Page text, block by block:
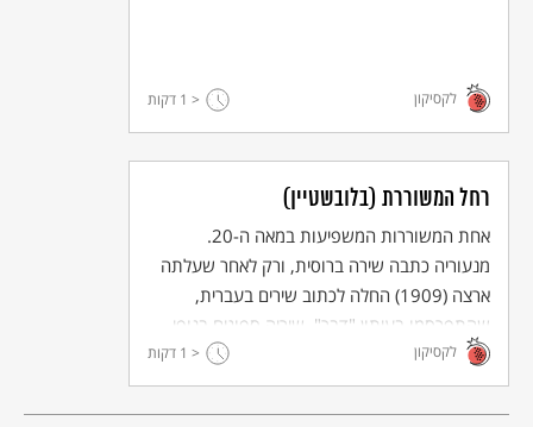
לקסיקון < 1 דקות
רחל המשוררת (בלובשטיין)
אחת המשוררות המשפיעות במאה ה-20.
מנעוריה כתבה שירה ברוסית, ורק לאחר שעלתה
ארצה (1909) החלה לכתוב שירים בעברית,
שהתפרסמו בעיתון "דבר". שיריה ספוגים בנופי
הארץ ובסיפורי התנ"ך. למדה חקלאות והצטרפה
לקבוצת דגניה, אך נאלצה לעזוב בגלל מחלת
השחפת. נפטרה בתל אביב ערירית ובודדה. רבים
לקסיקון < 1 דקות